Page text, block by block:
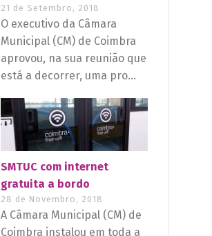
21 de Setembro, 2018
O executivo da Câmara
Municipal (CM) de Coimbra
aprovou, na sua reunião que
está a decorrer, uma pro...
SMTUC com internet
gratuita a bordo
28 de Novembro, 2018
A Câmara Municipal (CM) de
Coimbra instalou em toda a